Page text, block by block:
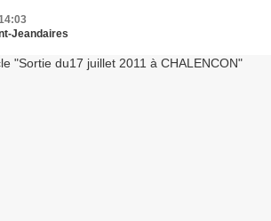
Jeandaires